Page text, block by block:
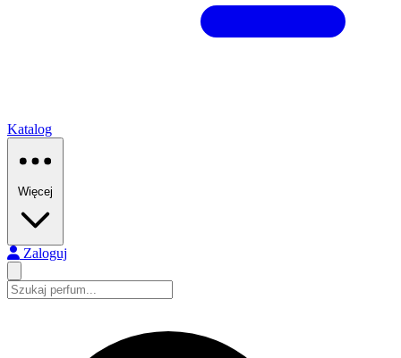
Katalog
Więcej
Zaloguj